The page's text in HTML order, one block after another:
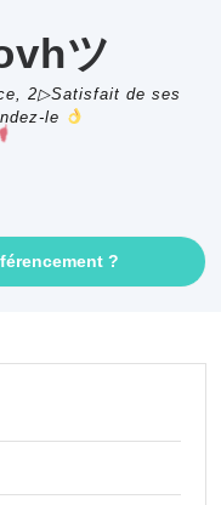
ツ
2▷Satisfait de ses
le
?
AN